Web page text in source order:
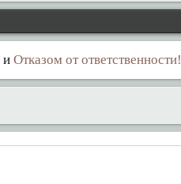
иОтказом от ответственности!